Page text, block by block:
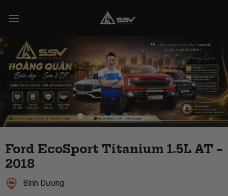
Ford EcoSport Titanium 1.5L AT –
2018
Bình Dương